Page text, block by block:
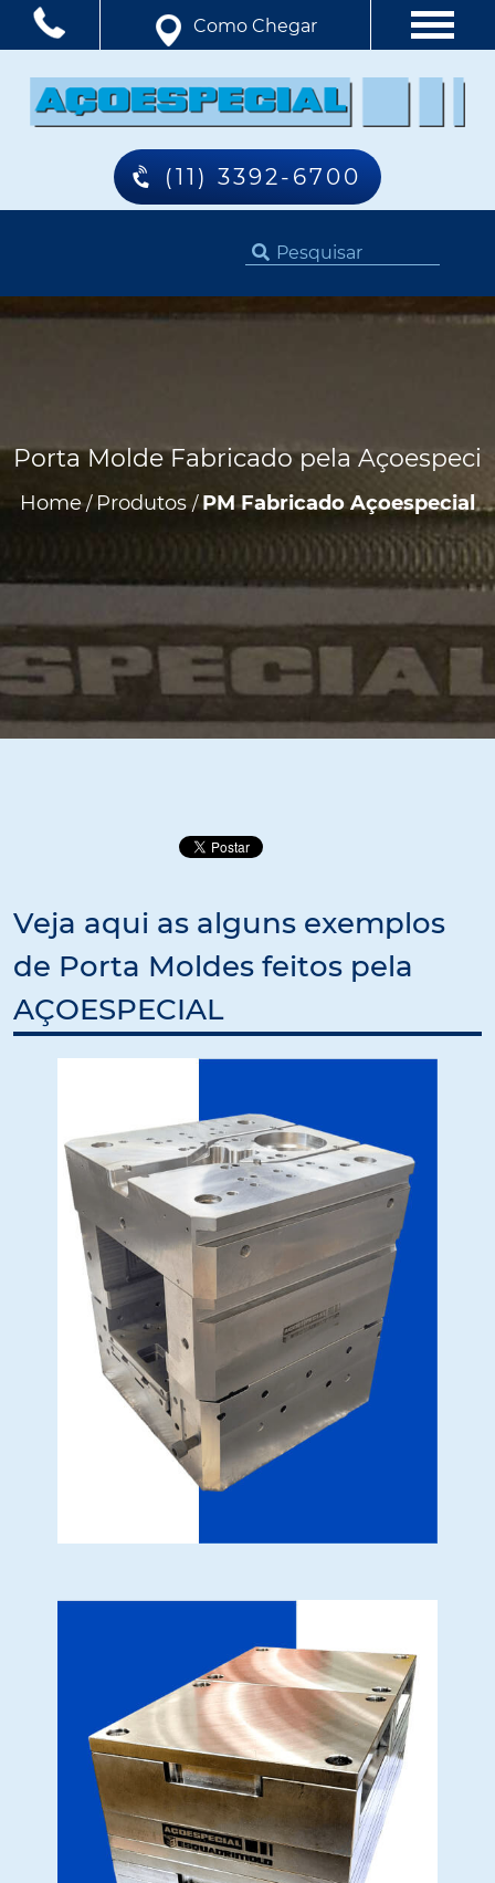
Como Chegar
(11) 3392-6700
Home/ Produtos / PM Fabricado Açoespecial
Porta Molde Fabricado pela
Veja aqui as alguns exemplos
de Porta Moldes feitos pela
AÇOESPECIAL